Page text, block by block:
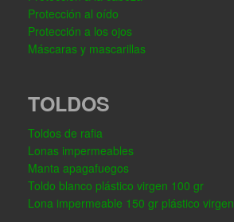
Protección al oído
Protección a los ojos
Máscaras y mascarillas
TOLDOS
Toldos de rafia
Lonas impermeables
Manta apagafuegos
Toldo blanco plástico virgen 100 gr
Lona impermeable 150 gr plástico virgen